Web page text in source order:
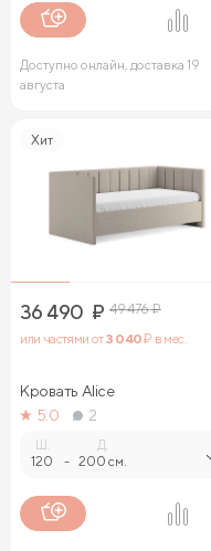
Доступно онлайн, доставка 19
августа
Хит
36 490 ₽ 49 476₽
или частями от3 040₽ в мес.
Кровать Alice
5.0
2
120 -
Д.
200 см.